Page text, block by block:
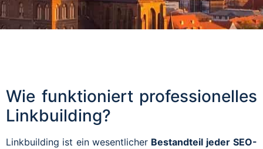
Wie funktioniert professionelles
Linkbuilding?
Linkbuilding ist ein wesentlicher Bestandteil jeder SEO-